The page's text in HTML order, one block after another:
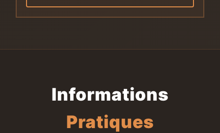
Informations
Pratiques